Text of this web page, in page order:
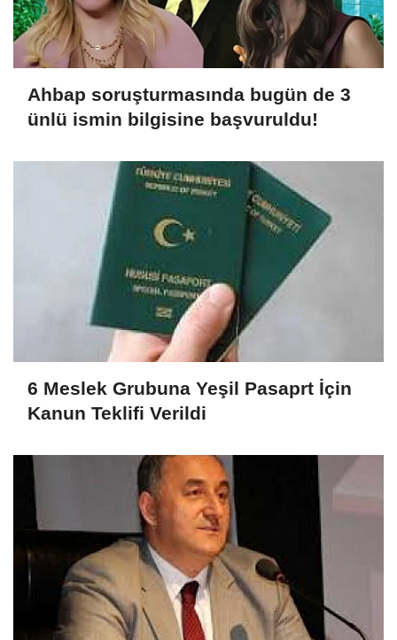
Ahbap soruşturmasında bugün de 3
ünlü ismin bilgisine başvuruldu!
6 Meslek Grubuna Yeşil Pasaprt İçin
Kanun Teklifi Verildi